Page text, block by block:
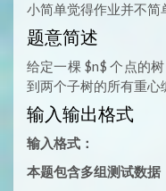
小简单觉得作业并不简
题意简述
给定一棵 $n$ 个点的
到两个子树的所有重心
输入输出格式
输入格式：
本题包含多组测试数据